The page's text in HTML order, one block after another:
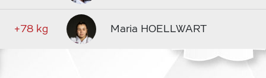
+78 kg Maria HOELLWART